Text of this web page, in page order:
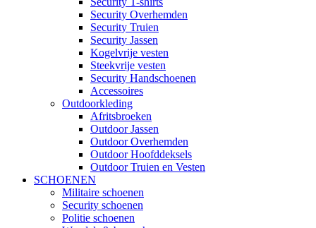
Security Overhemden
Security Truien
Security Jassen
Kogelvrije vesten
Steekvrije vesten
Security Handschoenen
Accessoires
Outdoorkleding
Afritsbroeken
Outdoor Jassen
Outdoor Overhemden
Outdoor Hoofddeksels
Outdoor Truien en Vesten
SCHOENEN
Militaire schoenen
Security schoenen
Politie schoenen